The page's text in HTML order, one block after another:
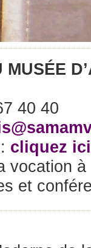
MUSÉE
40 40
cliquez ici
vocation
et